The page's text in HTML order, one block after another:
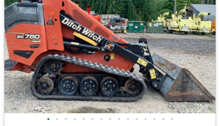
• • • • • • • • • • • • • • •